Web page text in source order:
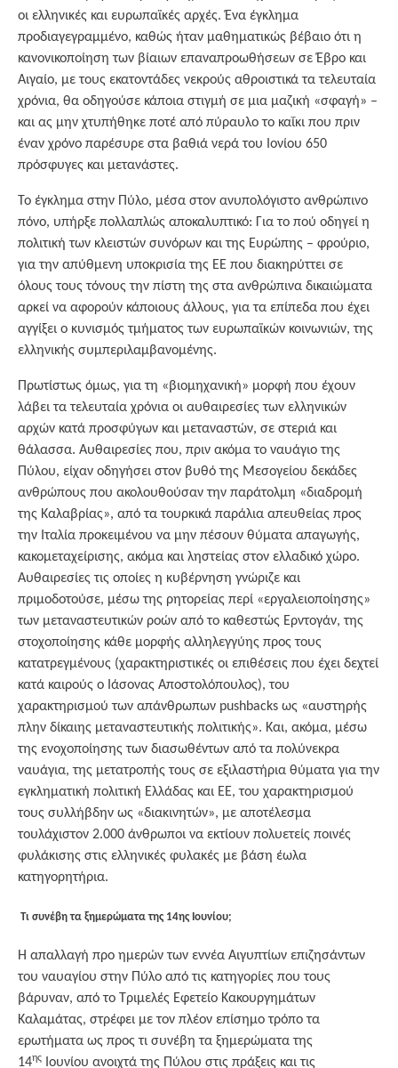
οι ελληνικές και ευρωπαϊκές αρχές. Ένα έγκλημα
προδιαγεγραμμένο, καθώς ήταν μαθηματικώς βέβαιο ότι η
κανονικοποίηση των βίαιων επαναπροωθήσεων σε Έβρο και
Αιγαίο, με τους εκατοντάδες νεκρούς αθροιστικά τα τελευταία
χρόνια, θα οδηγούσε κάποια στιγμή σε μια μαζική «σφαγή» –
και ας μην χτυπήθηκε ποτέ από πύραυλο το καΐκι που πριν
έναν χρόνο παρέσυρε στα βαθιά νερά του Ιονίου 650
πρόσφυγες και μετανάστες.
Το έγκλημα στην Πύλο, μέσα στον ανυπολόγιστο ανθρώπινο
πόνο, υπήρξε πολλαπλώς αποκαλυπτικό: Για το πού οδηγεί η
πολιτική των κλειστών συνόρων και της Ευρώπης – φρούριο,
για την απύθμενη υποκρισία της ΕΕ που διακηρύττει σε
όλους τους τόνους την πίστη της στα ανθρώπινα δικαιώματα
αρκεί να αφορούν κάποιους άλλους, για τα επίπεδα που έχει
αγγίξει ο κυνισμός τμήματος των ευρωπαϊκών κοινωνιών, της
ελληνικής συμπεριλαμβανομένης.
Πρωτίστως όμως, για τη «βιομηχανική» μορφή που έχουν
λάβει τα τελευταία χρόνια οι αυθαιρεσίες των ελληνικών
αρχών κατά προσφύγων και μεταναστών, σε στεριά και
θάλασσα. Αυθαιρεσίες που, πριν ακόμα το ναυάγιο της
Πύλου, είχαν οδηγήσει στον βυθό της Μεσογείου δεκάδες
ανθρώπους που ακολουθούσαν την παράτολμη «διαδρομή
της Καλαβρίας», από τα τουρκικά παράλια απευθείας προς
την Ιταλία προκειμένου να μην πέσουν θύματα απαγωγής,
κακομεταχείρισης, ακόμα και ληστείας στον ελλαδικό χώρο.
Αυθαιρεσίες τις οποίες η κυβέρνηση γνώριζε και
πριμοδοτούσε, μέσω της ρητορείας περί «εργαλειοποίησης»
των μεταναστευτικών ροών από το καθεστώς Ερντογάν, της
στοχοποίησης κάθε μορφής αλληλεγγύης προς τους
κατατρεγμένους (χαρακτηριστικές οι επιθέσεις που έχει δεχτεί
κατά καιρούς ο Ιάσονας Αποστολόπουλος), του
χαρακτηρισμού των απάνθρωπων pushbacks ως «αυστηρής
πλην δίκαιης μεταναστευτικής πολιτικής». Και, ακόμα, μέσω
της ενοχοποίησης των διασωθέντων από τα πολύνεκρα
ναυάγια, της μετατροπής τους σε εξιλαστήρια θύματα για την
εγκληματική πολιτική Ελλάδας και ΕΕ, του χαρακτηρισμού
τους συλλήβδην ως «διακινητών», με αποτέλεσμα
τουλάχιστον 2.000 άνθρωποι να εκτίουν πολυετείς ποινές
φυλάκισης στις ελληνικές φυλακές με βάση έωλα
κατηγορητήρια.
Τι συνέβη τα ξημερώματα της 14ης Ιουνίου;
Η απαλλαγή προ ημερών των εννέα Αιγυπτίων επιζησάντων
του ναυαγίου στην Πύλο από τις κατηγορίες που τους
βάρυναν, από το Τριμελές Εφετείο Κακουργημάτων
Καλαμάτας, στρέφει με τον πλέον επίσημο τρόπο τα
ερωτήματα ως προς τι συνέβη τα ξημερώματα της
14ης
Ιουνίου ανοιχτά της Πύλου στις πράξεις και τις